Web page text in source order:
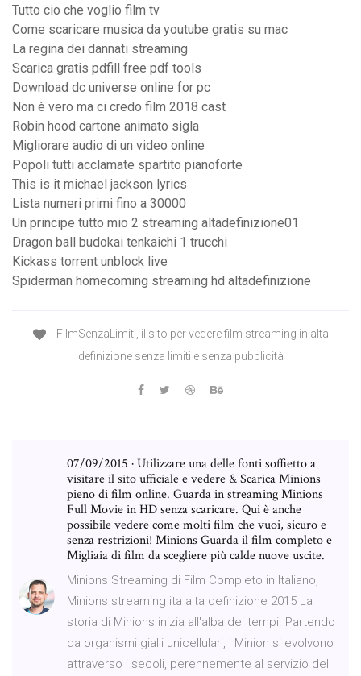
Tutto cio che voglio film tv
Come scaricare musica da youtube gratis su mac
La regina dei dannati streaming
Scarica gratis pdfill free pdf tools
Download dc universe online for pc
Non è vero ma ci credo film 2018 cast
Robin hood cartone animato sigla
Migliorare audio di un video online
Popoli tutti acclamate spartito pianoforte
This is it michael jackson lyrics
Lista numeri primi fino a 30000
Un principe tutto mio 2 streaming altadefinizione01
Dragon ball budokai tenkaichi 1 trucchi
Kickass torrent unblock live
Spiderman homecoming streaming hd altadefinizione
FilmSenzaLimiti, il sito per vedere film streaming in alta
definizione senza limiti e senza pubblicità
07/09/2015 · Utilizzare una delle fonti soffietto a
visitare il sito ufficiale e vedere & Scarica Minions
pieno di film online. Guarda in streaming Minions
Full Movie in HD senza scaricare. Qui è anche
possibile vedere come molti film che vuoi, sicuro e
senza restrizioni! Minions Guarda il film completo e
Migliaia di film da scegliere più calde nuove uscite.
Minions Streaming di Film Completo in Italiano,
Minions streaming ita alta definizione 2015 La
storia di Minions inizia all'alba dei tempi. Partendo
da organismi gialli unicellulari, i Minion si evolvono
attraverso i secoli, perennemente al servizio del